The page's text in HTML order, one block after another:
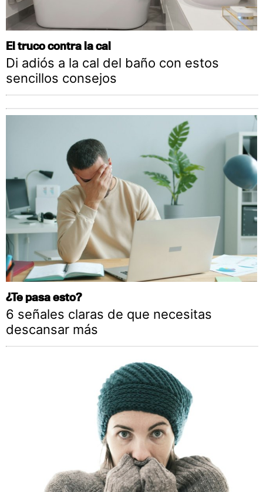
El truco contra la cal
Di adiós a la cal del baño con estos
sencillos consejos
¿Te pasa esto?
6 señales claras de que necesitas
descansar más